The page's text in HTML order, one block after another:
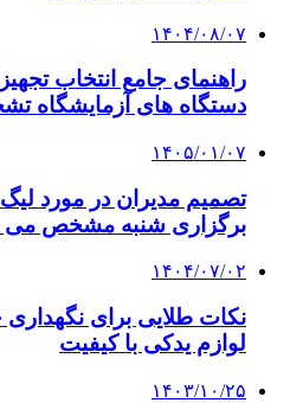
۱۴۰۴/۰۸/۰۷
راهنمای جامع انتخاب
دستگاه های آزمایشگاه
۱۴۰۵/۰۱/۰۷
تصمیم مدیران در مورد
برگزاری شنبه مشخص می
۱۴۰۴/۰۷/۰۲
نکات طلایی برای نگهداری
لوازم یدکی با کیفیت
۱۴۰۳/۱۰/۲۵